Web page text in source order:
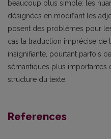
beaucoup plus simple: les
désignées en modifiant les
posent des problèmes pour
cas la traduction imprécise de
insignifiante, pourtant parfois
sémantiques plus importantes
structure du texte.
References